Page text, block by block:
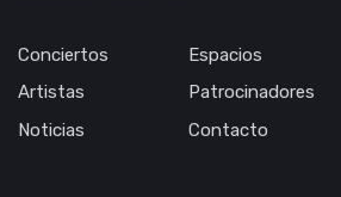
Conciertos
Artistas
Noticias
Espacios
Patrocinadores
Contacto